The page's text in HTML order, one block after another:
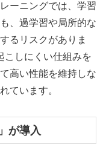
ーニングでは、学習
、過学習や局所的な
るリスクがありま
こしにくい仕組みを
高い性能を維持しな
ています。
が導入